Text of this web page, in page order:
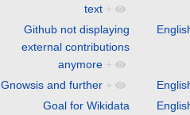
text +
Github not displaying
external contributions
anymore +
Gnowsis and further +
Goal for Wikidata